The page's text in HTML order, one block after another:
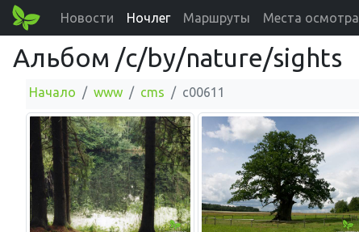
Новости Ночлег Маршруты Места осмотра
Альбом /c/by/nature/sights
Начало www cms c00611